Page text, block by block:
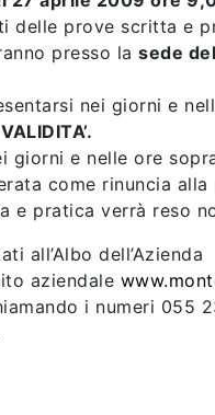
delle prove scritta e
presso la sede
nei giorni e
giorni e nelle ore
come rinuncia
e pratica verrà reso
all’Albo dell’Azienda
aziendale
i numeri 055